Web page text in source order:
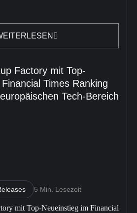
5 Min. Lesezeit
mit Top-Neueinstieg im Financial